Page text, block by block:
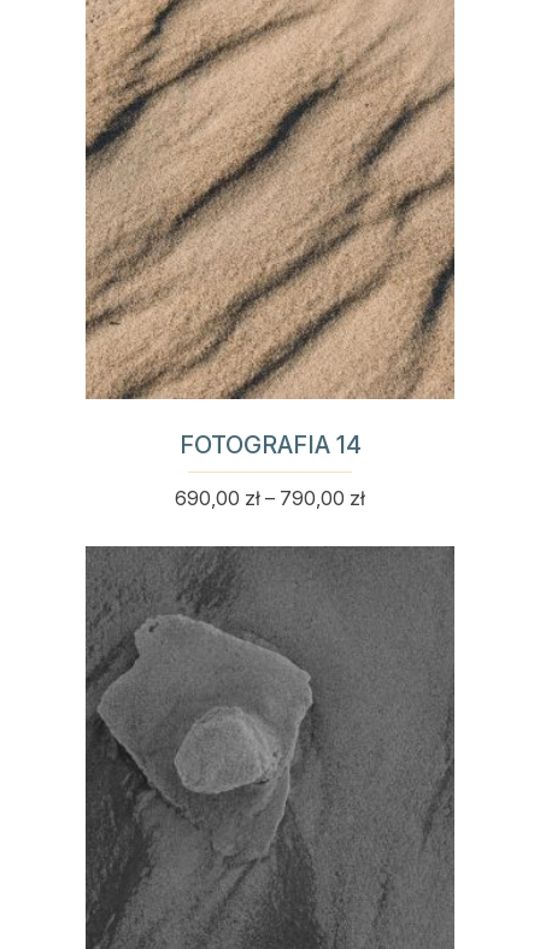
do
790,00 zł
wiele
wariantów.
Opcje
można
wybrać
na
stronie
produktu
FOTOGRAFIA 14
690,00 zł – 790,00 złZakres
690,00 zł
do
790,00 zł
ma
wiele
wariantów.
Opcje
można
wybrać
na
stronie
produktu